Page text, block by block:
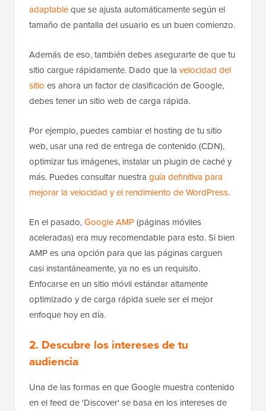
adaptableque se ajusta automáticamente según el
tamaño de pantalla del usuario es un buen comienzo.
Además de eso, también debes asegurarte de que tu
sitio cargue rápidamente. Dado que la velocidad del
sitio es ahora un factor de clasificación de Google,
debes tener un sitio web de carga rápida.
Por ejemplo, puedes cambiar el hosting de tu sitio
web, usar una red de entrega de contenido (CDN),
optimizar tus imágenes, instalar un plugin de caché y
más. Puedes consultar nuestra guía definitiva para
mejorar la velocidad y el rendimiento de WordPress.
En el pasado,Google AMP(páginas móviles
aceleradas) era muy recomendable para esto. Si bien
AMP es una opción para que las páginas carguen
casi instantáneamente, ya no es un requisito.
Enfocarse en un sitio móvil estándar altamente
optimizado y de carga rápida suele ser el mejor
enfoque hoy en día.
2. Descubre los intereses de tu
audiencia
Una de las formas en que Google muestra contenido
en el feed de 'Discover' se basa en los intereses de